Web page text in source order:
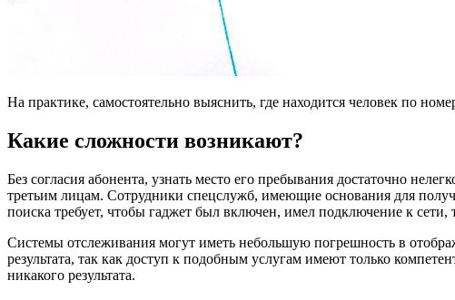
На практике, самостоятельно выяснить, где находится человек по
Какие сложности возникают?
Без согласия абонента, узнать место его пребывания достаточно
третьим лицам. Сотрудники спецслужб, имеющие основания для
поиска требует, чтобы гаджет был включен, имел подключение к сети,
Системы отслеживания могут иметь небольшую погрешность в
результата, так как доступ к подобным услугам имеют только
никакого результата.